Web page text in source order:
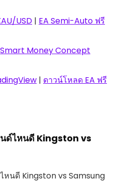
USD | EA Semi-Auto ฟรี
Smart Money Concept
| ดาวน์โหลด EA ฟรี
นด์ไหนดี Kingston vs
หนดี Kingston vs Samsung